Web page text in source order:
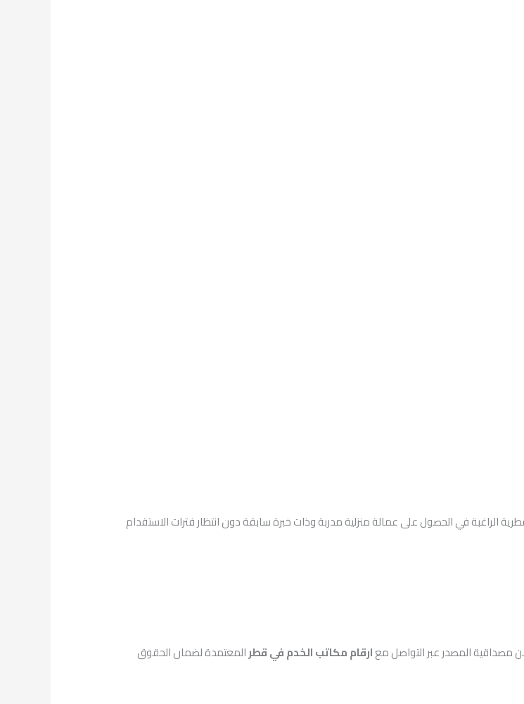
الراغبة في الحصول على عمالة منزلية مدربة وذات خبرة سابقة دون انتظار فترات الاستقدام
مصداقية المصدر عبر التواصل معارقام مكاتب الخدم في قطرالمعتمدة لضمان الحقوق